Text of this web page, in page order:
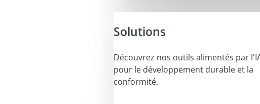
Solutions
Découvrez nos outils alimentés par
pour le développement durable et la
conformité.